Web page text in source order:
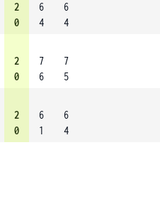
2
0
6
4
6
4
2
0
7
6
7
5
2
0
6
1
6
4